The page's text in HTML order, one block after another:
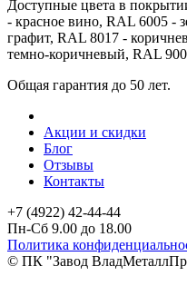
Доступные цвета в
- красное вино, RAL 6005 -
графит, RAL 8017 -
темно-коричневый, RAL
Общая гарантия до 50 лет.
Акции и скидки
Блог
Отзывы
Контакты
+7 (4922) 42-44-44
Пн-Сб 9.00 до 18.00
Политика
© ПК "Завод